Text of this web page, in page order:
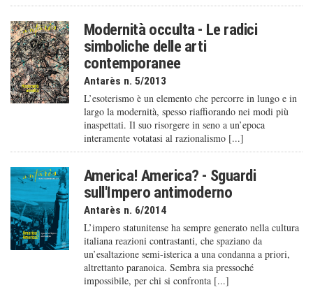
Modernità occulta - Le radici
simboliche delle arti
contemporanee
Antarès n. 5/2013
L’esoterismo è un elemento che percorre in lungo e in
largo la modernità, spesso riaffiorando nei modi più
inaspettati. Il suo risorgere in seno a un’epoca
interamente votatasi al razionalismo [...]
America! America? - Sguardi
sull'Impero antimoderno
Antarès n. 6/2014
L’impero statunitense ha sempre generato nella cultura
italiana reazioni contrastanti, che spaziano da
un’esaltazione semi-isterica a una condanna a priori,
altrettanto paranoica. Sembra sia pressoché
impossibile, per chi si confronta [...]